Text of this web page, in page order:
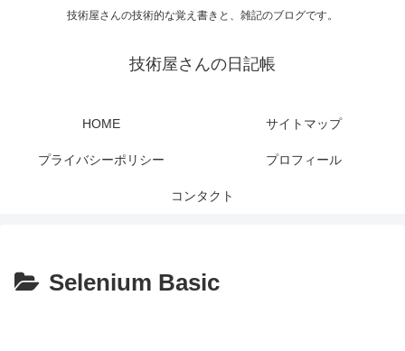
技術屋さんの技術的な覚え書きと、雑記のブログです。
技術屋さんの日記帳
HOME サイトマップ
プライバシーポリシー プロフィール
コンタクト
Selenium Basic